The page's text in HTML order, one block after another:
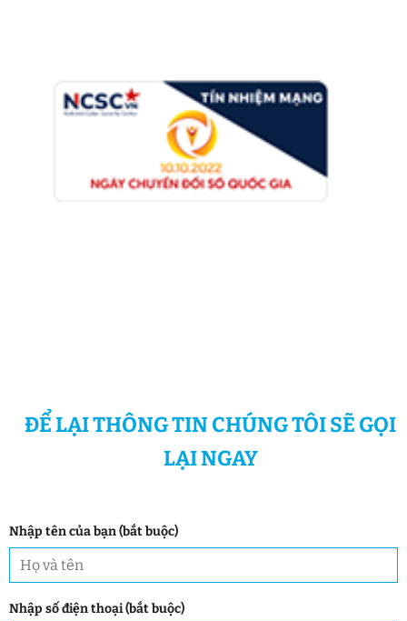
ĐỂ LẠI THÔNG TIN CHÚNG TÔI SẼ GỌI
LẠI NGAY
Nhập tên của bạn (bắt buộc)
Nhập số điện thoại (bắt buộc)